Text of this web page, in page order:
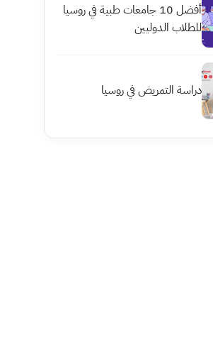
أفضل 10 جامعات طبية في روسيا
للطلاب الدوليين
دراسة التمريض في روسيا